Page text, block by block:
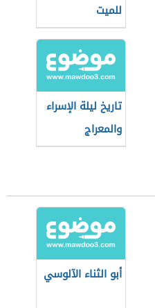
للميت
تاريخ ليلة الإسراء
والمعراج
أبو الثناء الآلوسي